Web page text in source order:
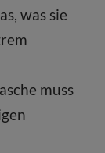
was sie
muss